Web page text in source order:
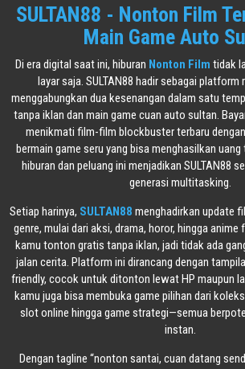
SULTAN88 - Nonton Film
Main Game Auto
Di era digital saat ini, hiburan Nonton Film tidak
layar saja. SULTAN88 hadir sebagai platform
menggabungkan dua kesenangan dalam satu
tanpa iklan dan main game cuan auto sultan.
menikmati film-film blockbuster terbaru
bermain game seru yang bisa menghasilkan
hiburan dan peluang ini menjadikan SULTAN88
generasi multitasking.
Setiap harinya, SULTAN88 menghadirkan update
genre, mulai dari aksi, drama, horor, hingga anime
kamu tonton gratis tanpa iklan, jadi tidak ada
jalan cerita. Platform ini dirancang dengan
friendly, cocok untuk ditonton lewat HP maupun
kamu juga bisa membuka game pilihan dari
slot online hingga game strategi—semua
instan.
Dengan tagline “nonton santai, cuan datang